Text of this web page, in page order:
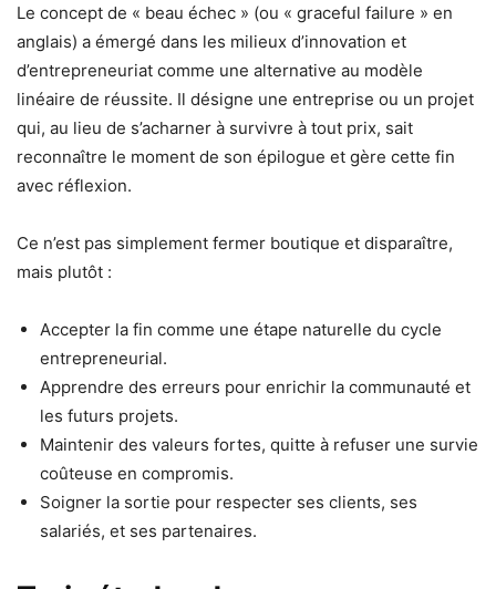
Le concept de « beau échec » (ou « graceful failure » en
anglais) a émergé dans les milieux d’innovation et
d’entrepreneuriat comme une alternative au modèle
linéaire de réussite. Il désigne une entreprise ou un projet
qui, au lieu de s’acharner à survivre à tout prix, sait
reconnaître le moment de son épilogue et gère cette fin
avec réflexion.
Ce n’est pas simplement fermer boutique et disparaître,
mais plutôt :
Accepter la fin comme une étape naturelle du cycle
entrepreneurial.
Apprendre des erreurs pour enrichir la communauté et
les futurs projets.
Maintenir des valeurs fortes, quitte à refuser une survie
coûteuse en compromis.
Soigner la sortie pour respecter ses clients, ses
salariés, et ses partenaires.